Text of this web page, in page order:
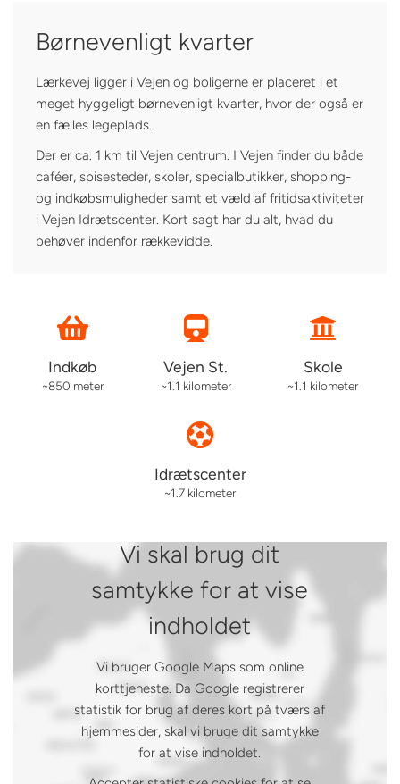
Børnevenligt kvarter
Lærkevej ligger i Vejen og boligerne er placeret i et
meget hyggeligt børnevenligt kvarter, hvor der også er
en fælles legeplads.
Der er ca. 1 km til Vejen centrum. I Vejen finder du både
caféer, spisesteder, skoler, specialbutikker, shopping-
og indkøbsmuligheder samt et væld af fritidsaktiviteter
i Vejen Idrætscenter. Kort sagt har du alt, hvad du
behøver indenfor rækkevidde.
Indkøb
~850 meter
Vejen St.
~1.1 kilometer
Skole
~1.1 kilometer
Idrætscenter
~1.7 kilometer
Vi skal brug dit
samtykke for at vise
indholdet
Vi bruger Google Maps som online
korttjeneste. Da Google registrerer
statistik for brug af deres kort på tværs af
hjemmesider, skal vi bruge dit samtykke
for at vise indholdet.